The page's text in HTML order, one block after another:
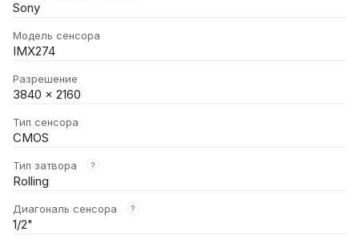
Sony
Модель сенсора
IMX274
Разрешение
3840 × 2160
Тип сенсора
CMOS
Тип затвора ?
Rolling
Диагональ сенсора ?
1/2"